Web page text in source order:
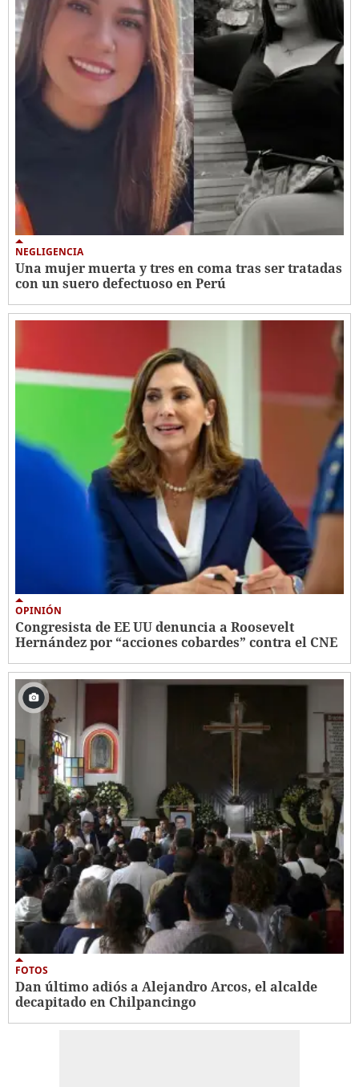
NEGLIGENCIA
Una mujer muerta y tres en coma tras ser tratadas
con un suero defectuoso en Perú
OPINIÓN
Congresista de EE UU denuncia a Roosevelt
Hernández por “acciones cobardes” contra el CNE
FOTOS
Dan último adiós a Alejandro Arcos, el alcalde
decapitado en Chilpancingo